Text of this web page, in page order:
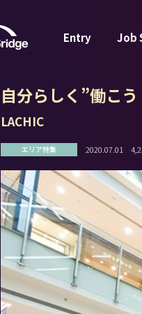
Entry Job
自分らしく”働こ
LACHIC
エリア特集 2020.07.01